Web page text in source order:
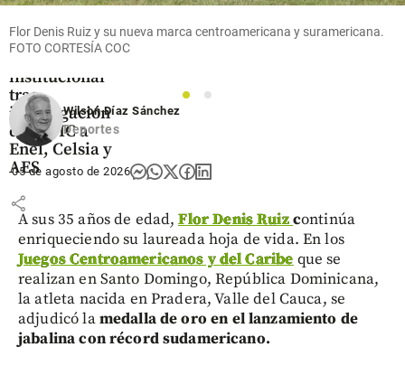
Acolgen
denuncia
supuesto
“hostigamiento
institucional”
tras
investigación
de la SIC a
Enel, Celsia y
AES
share
Flor Denis Ruiz y su nueva marca centroamericana y suramericana.
FOTO CORTESÍA COC
1
2
Wilson Díaz Sánchez
Deportes
05 de agosto de 2026
A sus 35 años de edad,Flor Denis Ruizcontinúa
enriqueciendo su laureada hoja de vida. En los
Juegos Centroamericanos y del Caribe que se
realizan en Santo Domingo, República Dominicana,
la atleta nacida en Pradera, Valle del Cauca, se
adjudicó lamedalla de oro en el lanzamiento de
jabalina con récord sudamericano.